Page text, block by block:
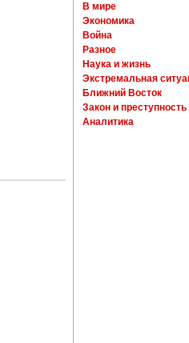
В мире
Экономика
Война
Разное
Наука и жизнь
Экстремальная
Ближний Восток
Закон и преступность
Аналитика